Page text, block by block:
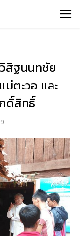
สิฐนนทชัย
ตะวอ และ
ดิ์สิทธิ์